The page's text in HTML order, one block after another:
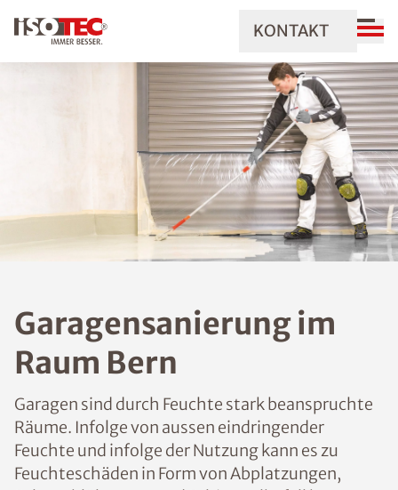
KONTAKT
Garagensanierung im
Raum Bern
Garagen sind durch Feuchte stark beanspruchte
Räume. Infolge von aussen eindringender
Feuchte und infolge der Nutzung kann es zu
Feuchteschäden in Form von Abplatzungen,